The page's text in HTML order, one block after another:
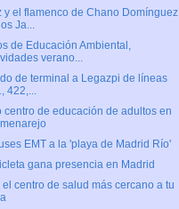
y el flamenco de Chano Domínguez
Ja...
de Educación Ambiental,
verano...
de terminal a Legazpi de líneas
422,...
centro de educación de adultos en
EMT a la 'playa de Madrid Río'
gana presencia en Madrid
el centro de salud más cercano a tu